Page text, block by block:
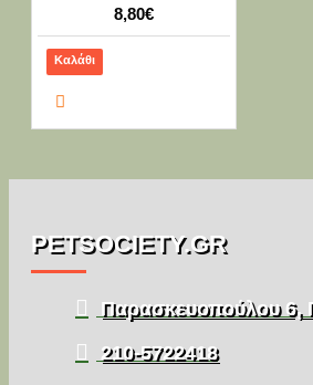
8,80€
Καλάθι
PETSOCIETY.GR
Παρασκευοπούλου 6,
210-5722418